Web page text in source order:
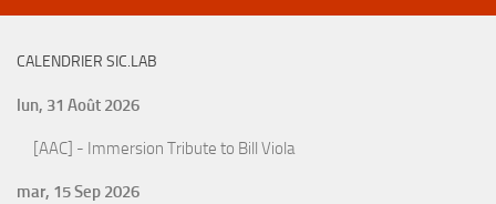
CALENDRIER SIC.LAB
lun, 31 Août 2026
[AAC] - Immersion Tribute to Bill Viola
mar, 15 Sep 2026